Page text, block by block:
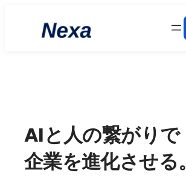
AIと人の繋がりで
企業を進化させる。